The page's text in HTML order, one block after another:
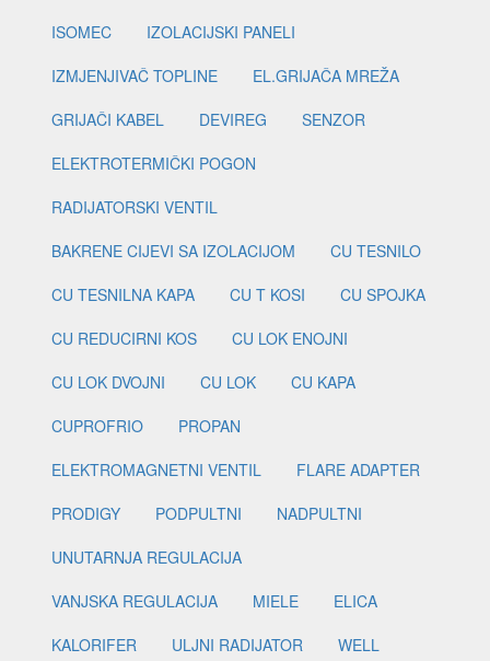
ISOMEC
IZOLACIJSKI PANELI
IZMJENJIVAČ TOPLINE
EL.GRIJAČA MREŽA
GRIJAČI KABEL
DEVIREG
SENZOR
ELEKTROTERMIČKI POGON
RADIJATORSKI VENTIL
BAKRENE CIJEVI SA IZOLACIJOM
CU TESNILO
CU TESNILNA KAPA
CU T KOSI
CU SPOJKA
CU REDUCIRNI KOS
CU LOK ENOJNI
CU LOK DVOJNI
CU LOK
CU KAPA
CUPROFRIO
PROPAN
ELEKTROMAGNETNI VENTIL
FLARE ADAPTER
PRODIGY
PODPULTNI
NADPULTNI
UNUTARNJA REGULACIJA
VANJSKA REGULACIJA
MIELE
ELICA
KALORIFER
ULJNI RADIJATOR WELL